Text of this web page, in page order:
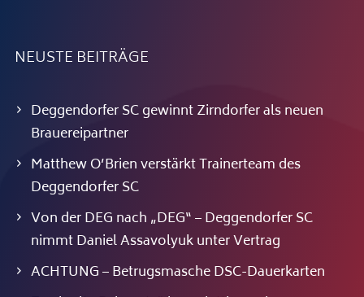
NEUSTE BEITRÄGE
Deggendorfer SC gewinnt Zirndorfer als neuen
Brauereipartner
Matthew O’Brien verstärkt Trainerteam des
Deggendorfer SC
Von der DEG nach „DEG“ – Deggendorfer SC
nimmt Daniel Assavolyuk unter Vertrag
ACHTUNG – Betrugsmasche DSC-Dauerkarten